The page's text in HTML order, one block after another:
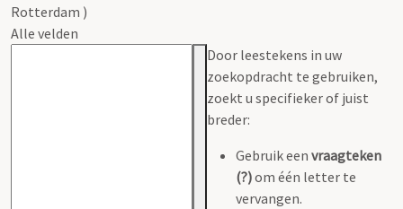
Rotterdam )
Alle velden
Door leestekens in uw
zoekopdracht te gebruiken,
zoekt u specifieker of juist
breder:
Gebruik een vraagteken
(?)om één letter te
vervangen.